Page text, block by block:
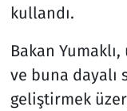
kullandı.
Bakan
ve buna dayalı
geliştirmek